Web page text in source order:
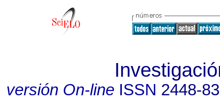
versión On-lineISSN 2448-